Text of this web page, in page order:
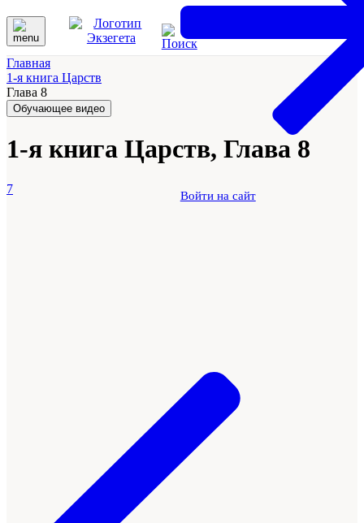
Войти на сайт
Главная
1-я книга Царств
Глава 8
Обучающее видео
1-я книга Царств, Глава 8
7